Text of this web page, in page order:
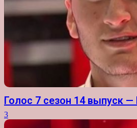
Голос 7 сезон 14 выпуск
3